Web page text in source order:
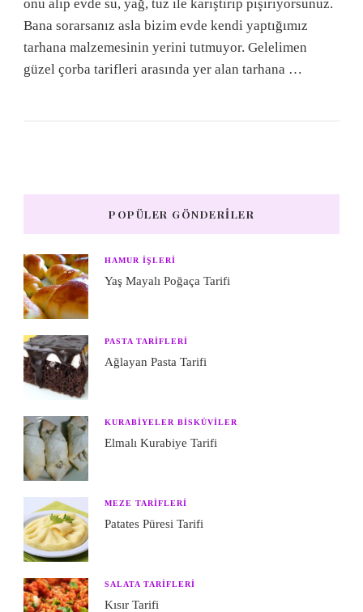
onu alıp evde su, yağ, tuz ile karıştırıp pişiriyorsunuz.
Bana sorarsanız asla bizim evde kendi yaptığımız
tarhana malzemesinin yerini tutmuyor. Gelelimen
güzel çorba tarifleri arasında yer alan tarhana …
POPÜLER GÖNDERILER
HAMUR IŞLERI
Yaş Mayalı Poğaça Tarifi
PASTA TARIFLERI
Ağlayan Pasta Tarifi
KURABIYELER BISKÜVILER
Elmalı Kurabiye Tarifi
MEZE TARIFLERI
Patates Püresi Tarifi
SALATA TARIFLERI
Kısır Tarifi